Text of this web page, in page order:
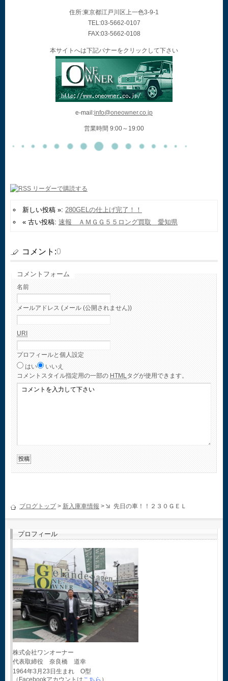
住所:東京都江戸川区上一色3-9-1
TEL:03-5662-0107
FAX:03-5662-0108
本サイトへは下記バナーをクリックして下さい
e-mail:info@oneowner.co.jp
営業時間 9:00～19:00
新しい投稿 »: 280GELの仕上げ完了！！
« 古い投稿: 速報 ＡＭＧＧ５５ロング買取 愛知県
コメント:0
コメントフォーム
名前
メールアドレス (メール (公開されません))
URI
プロフィールと個人設定
はい
いいえ
コメント スタイル指定用の一部の HTMLタグが使用できます。
ブログトップ> 新入庫車情報 > 先日の車！！２３０ＧＥＬ
プロフィール
株式会社ワンオーナー
代表取締役 奈良橋 道幸
1964年3月23日生まれ O型
（Facebookアカウントは こちら ）